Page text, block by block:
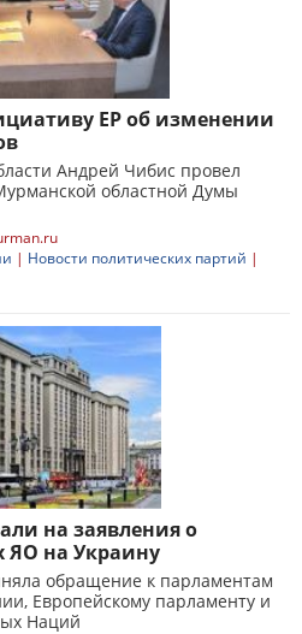
ЕР об изменении
Андрей Чибис провел
областной Думы
| Новости политических партий |
на заявления о
ЯО на Украину
обращение к парламентам
Европейскому парламенту и
Наций